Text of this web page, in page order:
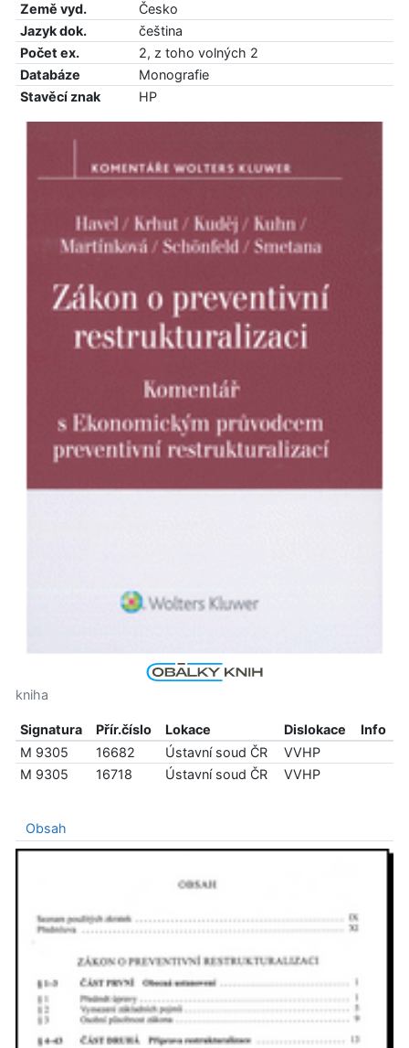
Země vyd.
Česko
Jazyk dok.
čeština
Počet ex.
2, z toho volných 2
Databáze
Monografie
Stavěcí znak
HP
kniha
Signatura Přír.číslo Lokace Dislokace
Info
M 9305
16682 Ústavní soud ČR
VVHP
M 9305
16718 Ústavní soud ČR VVHP
Obsah